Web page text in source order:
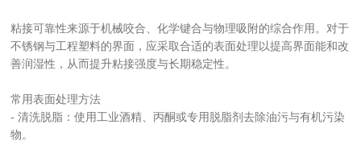
粘接可靠性来源于机械咬合、化学键合与物理吸附的综合作用。对于
不锈钢与工程塑料的界面，应采取合适的表面处理以提高界面能和改
善润湿性，从而提升粘接强度与长期稳定性。
常用表面处理方法
- 清洗脱脂：使用工业酒精、丙酮或专用脱脂剂去除油污与有机污染
物。